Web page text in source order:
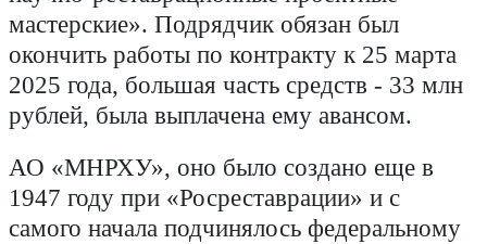
мастерские». Подрядчик обязан был
окончить работы по контракту к 25 марта
2025 года, большая часть средств - 33 млн
рублей, была выплачена ему авансом.
АО «МНРХУ», оно было создано еще в
1947 году при «Росреставрации» и с
самого начала подчинялось федеральному